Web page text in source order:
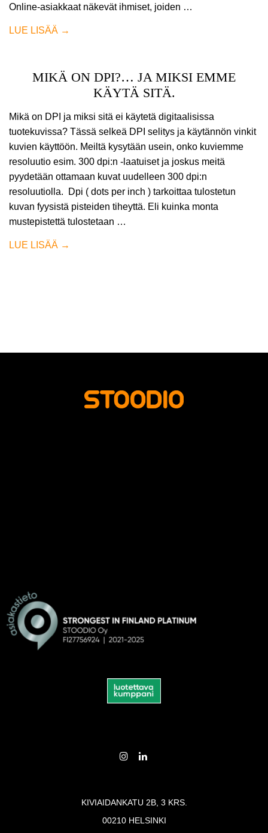
Online-asiakkaat näkevät ihmiset, joiden …
MIKÄ ON DPI?… JA MIKSI EMME
KÄYTÄ SITÄ.
Mikä on DPI ja miksi sitä ei käytetä digitaalisissa
tuotekuvissa? Tässä selkeä DPI selitys ja käytännön vinkit
kuvien käyttöön. Meiltä kysytään usein, onko kuviemme
resoluutio esim. 300 dpi:n -laatuiset ja joskus meitä
pyydetään ottamaan kuvat uudelleen 300 dpi:n
resoluutiolla. Dpi ( dots per inch ) tarkoittaa tulostetun
kuvan fyysistä pisteiden tiheyttä. Eli kuinka monta
mustepistettä tulostetaan …
KIVIAIDANKATU 2B, 3 KRS.
00210 HELSINKI